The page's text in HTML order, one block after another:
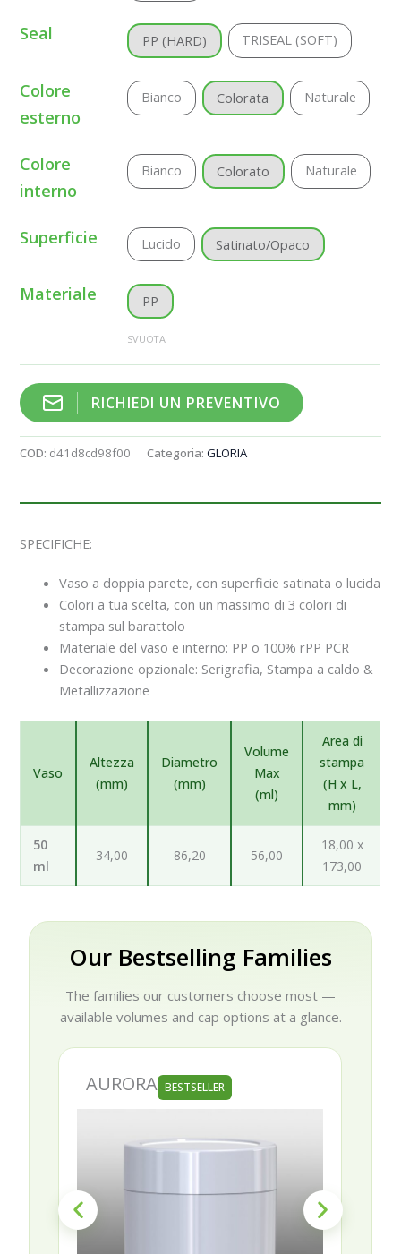
Seal PP (HARD) TRISEAL (SOFT)
Colore
esterno
Bianco Colorata Naturale
Colore
interno
Bianco Colorato Naturale
Superficie Lucido Satinato/Opaco
Materiale PP
SVUOTA
RICHIEDI UN PREVENTIVO
COD: d41d8cd98f00 Categoria:GLORIA
SPECIFICHE:
Vaso a doppia parete, con superficie satinata o lucida
Colori a tua scelta, con un massimo di 3 colori di
stampa sul barattolo
Materiale del vaso e interno: PP o 100% rPP PCR
Decorazione opzionale: Serigrafia, Stampa a caldo &
Metallizzazione
Vaso
Altezza
(mm)
Diametro
(mm)
Volume
Max
(ml)
Area di
stampa
(H x L,
mm)
50
ml
34,00 86,20 56,00
18,00 x
173,00
Our Bestselling Families
The families our customers choose most —
available volumes and cap options at a glance.
AURORA BESTSELLER